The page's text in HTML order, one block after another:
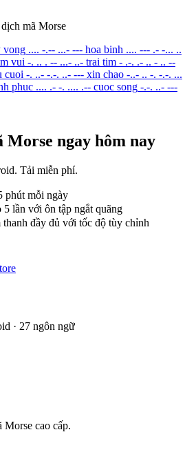
mã Morse
vong .... -.-- ...- --- hoa binh .... --- .- -... ..
vui -. .. . -- ...- ..- trai tim - .-. .- .. - .. --
cuoi -. ..- -.-. ..- --- xin chao -..- .. -. -.-. ...
phuc .... .- -. .... .-- cuoc song -.-. ..- ---
Morse ngay hôm nay
Tải miễn phí.
phút mỗi ngày
5 lần với ôn tập ngắt quãng
thanh đầy đủ với tốc độ tùy chỉnh
· 27 ngôn ngữ
Morse cao cấp.